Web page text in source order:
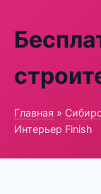
Главная »
Интерьер Finish